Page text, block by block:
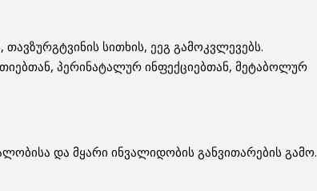
სითხის, ეეგ გამოკვლევებს.
პერინატალურ ინფექციებთან, მეტაბოლურ
და მყარი ინვალიდობის განვითარების გამო.